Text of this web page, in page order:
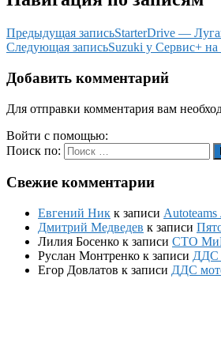
Предыдущая записьStarterDrivе —
Следующая записьSuzuki у Сервис+
Добавить комментарий
Для отправки комментария вам
Войти с помощью:
Поиск по:
Свежие комментарии
Евгений Ник к записи
Дмитрий Медведев к записи
Лилия Босенко к записи СТО МиГ
Руслан Монтренко к записи ДДС
Егор Довлатов к записи ДДС